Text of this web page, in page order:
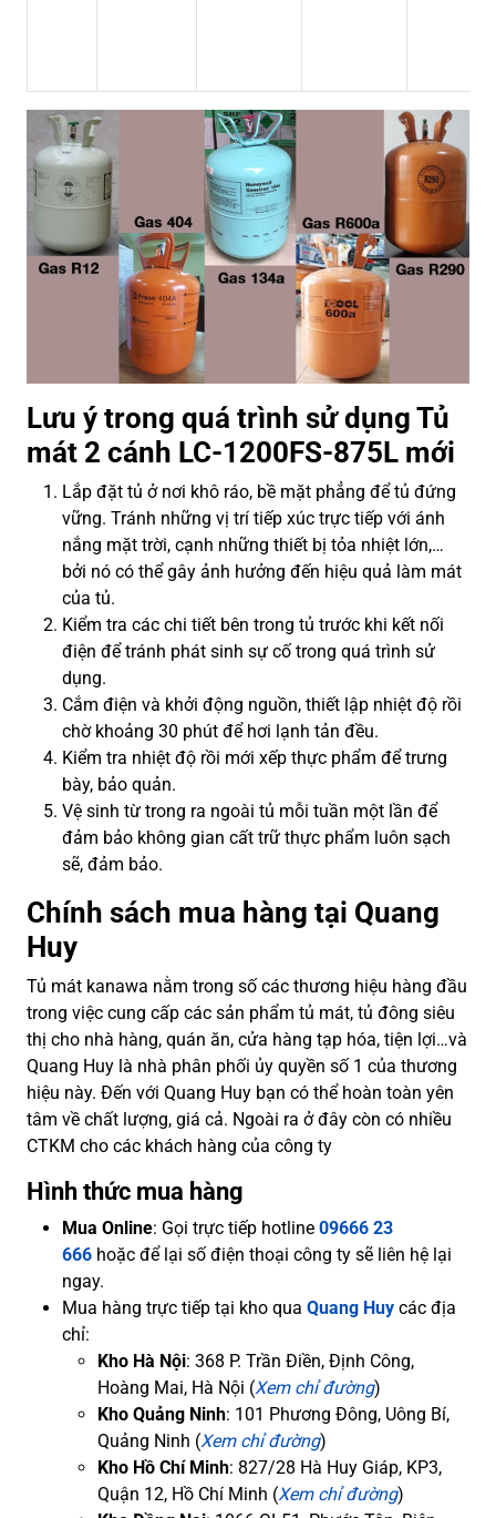
Lưu ý trong quá trình sử dụng Tủ
mát 2 cánh LC-1200FS-875L mới
Lắp đặt tủ ở nơi khô ráo, bề mặt phẳng để tủ đứng
vững. Tránh những vị trí tiếp xúc trực tiếp với ánh
nắng mặt trời, cạnh những thiết bị tỏa nhiệt lớn,…
bởi nó có thể gây ảnh hưởng đến hiệu quả làm mát
của tủ.
Kiểm tra các chi tiết bên trong tủ trước khi kết nối
điện để tránh phát sinh sự cố trong quá trình sử
dụng.
Cắm điện và khởi động nguồn, thiết lập nhiệt độ rồi
chờ khoảng 30 phút để hơi lạnh tản đều.
Kiểm tra nhiệt độ rồi mới xếp thực phẩm để trưng
bày, bảo quản.
Vệ sinh từ trong ra ngoài tủ mỗi tuần một lần để
đảm bảo không gian cất trữ thực phẩm luôn sạch
sẽ, đảm bảo.
Chính sách mua hàng tại Quang
Huy
Tủ mát kanawa nằm trong số các thương hiệu hàng đầu
trong việc cung cấp các sản phẩm tủ mát, tủ đông siêu
thị cho nhà hàng, quán ăn, cửa hàng tạp hóa, tiện lợi…và
Quang Huy là nhà phân phối ủy quyền số 1 của thương
hiệu này. Đến với Quang Huy bạn có thể hoàn toàn yên
tâm về chất lượng, giá cả. Ngoài ra ở đây còn có nhiều
CTKM cho các khách hàng của công ty
Hình thức mua hàng
Mua Online: Gọi trực tiếp hotline 09666 23
666 hoặc để lại số điện thoại công ty sẽ liên hệ lại
ngay.
Mua hàng trực tiếp tại kho qua Quang Huy các địa
chỉ:
Kho Hà Nội: 368 P. Trần Điền, Định Công,
Hoàng Mai, Hà Nội (Xem chỉ đường)
Kho Quảng Ninh: 101 Phương Đông, Uông Bí,
Quảng Ninh (Xem chỉ đường)
Kho Hồ Chí Minh: 827/28 Hà Huy Giáp, KP3,
Quận 12, Hồ Chí Minh (Xem chỉ đường)